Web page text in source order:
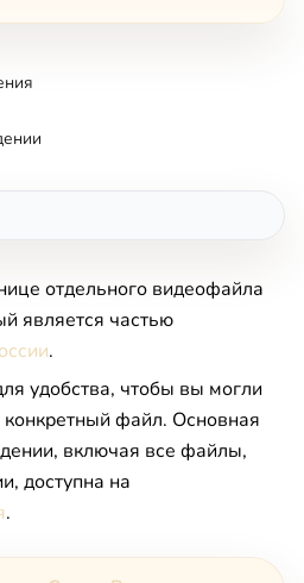
отдельного видеофайла
является частью
.
удобства, чтобы вы могли
конкретный файл. Основная
включая все файлы,
доступна на
.